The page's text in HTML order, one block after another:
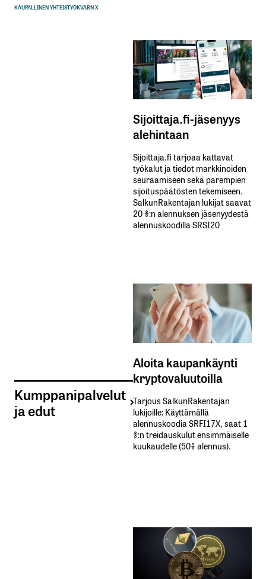
KAUPALLINEN YHTEISTYÖKVARN X
Kumppanipalvelut
ja edut
Sijoittaja.fi-jäsenyys
alehintaan
Sijoittaja.fi tarjoaa kattavat
työkalut ja tiedot markkinoiden
seuraamiseen sekä parempien
sijoituspäätösten tekemiseen.
SalkunRakentajan lukijat saavat
20 %:n alennuksen jäsenyydestä
alennuskoodilla SRSI20
Aloita kaupankäynti
kryptovaluutoilla
Tarjous SalkunRakentajan
lukijoille: Käyttämällä​ ​
alennuskoodia​ ​SRFI17X,​ ​saat​ ​1
%:n treidauskulut​ ​ensimmäiselle​ ​
kuukaudelle​ ​(50%​ ​alennus).